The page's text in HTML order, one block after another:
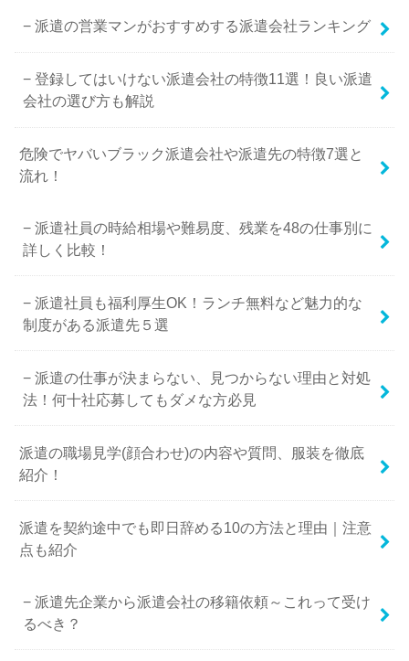
派遣の営業マンがおすすめする派遣会社ランキング
登録してはいけない派遣会社の特徴11選！良い派遣
会社の選び方も解説
危険でヤバいブラック派遣会社や派遣先の特徴7選と
流れ！
派遣社員の時給相場や難易度、残業を48の仕事別に
詳しく比較！
派遣社員も福利厚生OK！ランチ無料など魅力的な
制度がある派遣先５選
派遣の仕事が決まらない、見つからない理由と対処
法！何十社応募してもダメな方必見
派遣の職場見学(顔合わせ)の内容や質問、服装を徹底
紹介！
派遣を契約途中でも即日辞める10の方法と理由｜注意
点も紹介
派遣先企業から派遣会社の移籍依頼～これって受け
るべき？